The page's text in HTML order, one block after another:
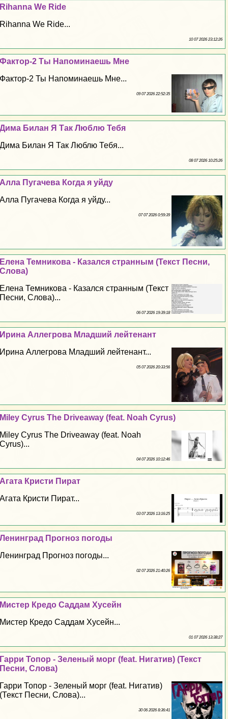
Rihanna We Ride
Rihanna We Ride...
10 07 2026 23:12:26
Фактор-2 Ты Напоминаешь Мне
Фактор-2 Ты Напоминаешь Мне...
09 07 2026 22:52:35
Дима Билан Я Так Люблю Тебя
Дима Билан Я Так Люблю Тебя...
08 07 2026 10:25:26
Алла Пугачева Когда я уйду
Алла Пугачева Когда я уйду...
07 07 2026 0:59:39
Елена Темникова - Казался странным (Текст Песни,
Слова)
Елена Темникова - Казался странным (Текст
Песни, Слова)...
06 07 2026 19:39:18
Ирина Аллегрова Младший лейтенант
Ирина Аллегрова Младший лейтенант...
05 07 2026 20:33:56
Miley Cyrus The Driveaway (feat. Noah Cyrus)
Miley Cyrus The Driveaway (feat. Noah
Cyrus)...
04 07 2026 10:12:46
Агата Кристи Пират
Агата Кристи Пират...
03 07 2026 13:16:25
Ленинград Прогноз погоды
Ленинград Прогноз погоды...
02 07 2026 21:40:26
Мистер Кредо Саддам Хусейн
Мистер Кредо Саддам Хусейн...
01 07 2026 13:38:27
Гарри Топор - Зеленый морг (feat. Нигатив) (Текст
Песни, Слова)
Гарри Топор - Зеленый морг (feat. Нигатив)
(Текст Песни, Слова)...
30 06 2026 8:36:41